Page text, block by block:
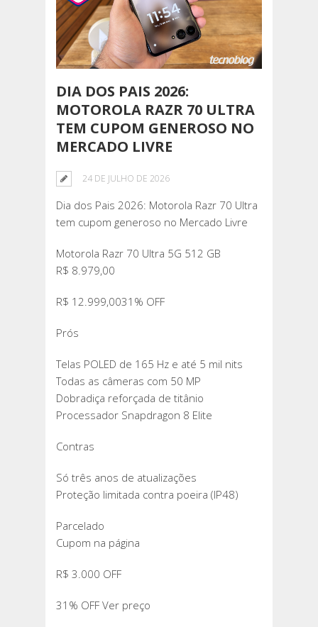
DIA DOS PAIS 2026:
MOTOROLA RAZR 70 ULTRA
TEM CUPOM GENEROSO NO
MERCADO LIVRE
24 DE JULHO DE 2026
Dia dos Pais 2026: Motorola Razr 70 Ultra
tem cupom generoso no Mercado Livre
Motorola Razr 70 Ultra 5G 512 GB
R$ 8.979,00
R$ 12.999,0031% OFF
Prós
Telas POLED de 165 Hz e até 5 mil nits
Todas as câmeras com 50 MP
Dobradiça reforçada de titânio
Processador Snapdragon 8 Elite
Contras
Só três anos de atualizações
Proteção limitada contra poeira (IP48)
Parcelado
Cupom na página
R$ 3.000 OFF
31% OFF Ver preço